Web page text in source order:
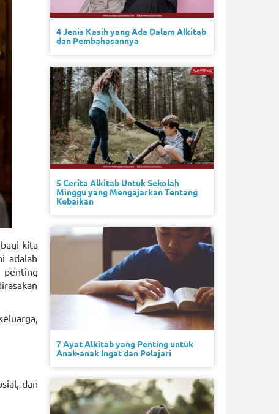
kita
adalah
penting
dan
4 Jenis Kasih yang Ada Dalam Alkitab
dan Pembahasannya
5 Cerita Alkitab Untuk Sekolah
Minggu yang Mengajarkan Tentang
Kebaikan
7 Ayat Alkitab yang Penting untuk
Anak-anak Ingat dan Pelajari